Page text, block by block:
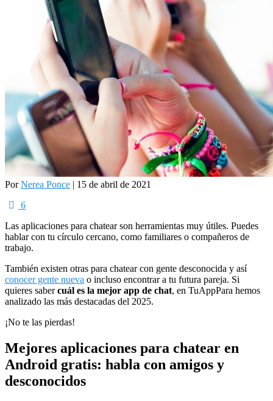
PorNerea Ponce | 15 de abril de 2021
6
Las aplicaciones para chatear son herramientas muy útiles. Puedes
hablar con tu círculo cercano, como familiares o compañeros de
trabajo.
También existen otras para chatear con gente desconocida y así
conocer gente nueva o incluso encontrar a tu futura pareja. Si
quieres sabercuál es la mejor app de chat, en TuAppPara hemos
analizado las más destacadas del 2025.
¡No te las pierdas!
Mejores aplicaciones para chatear en
Android gratis: habla con amigos y
desconocidos